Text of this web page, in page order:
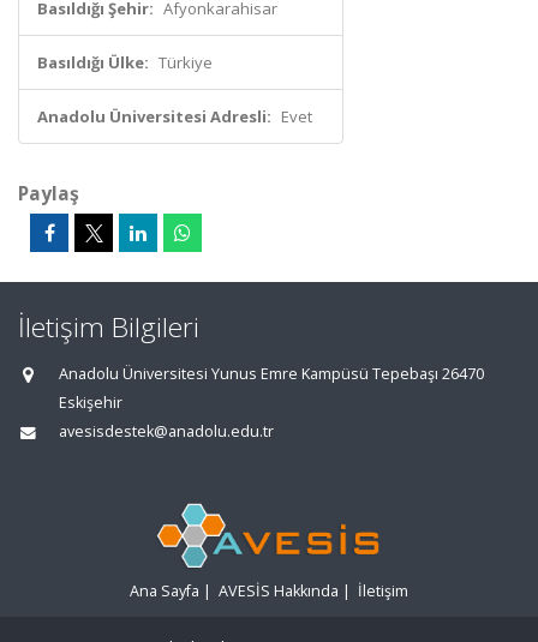
Basıldığı Şehir: Afyonkarahisar
Basıldığı Ülke: Türkiye
Anadolu Üniversitesi Adresli: Evet
Paylaş
İletişim Bilgileri
Anadolu Üniversitesi Yunus Emre Kampüsü Tepebaşı 26470
Eskişehir
avesisdestek@anadolu.edu.tr
Ana Sayfa | AVESİS Hakkında | İletişim